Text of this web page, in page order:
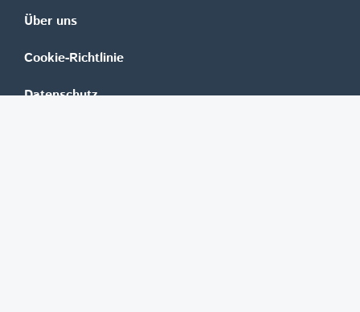
Über uns
Cookie-Richtlinie
Datenschutz